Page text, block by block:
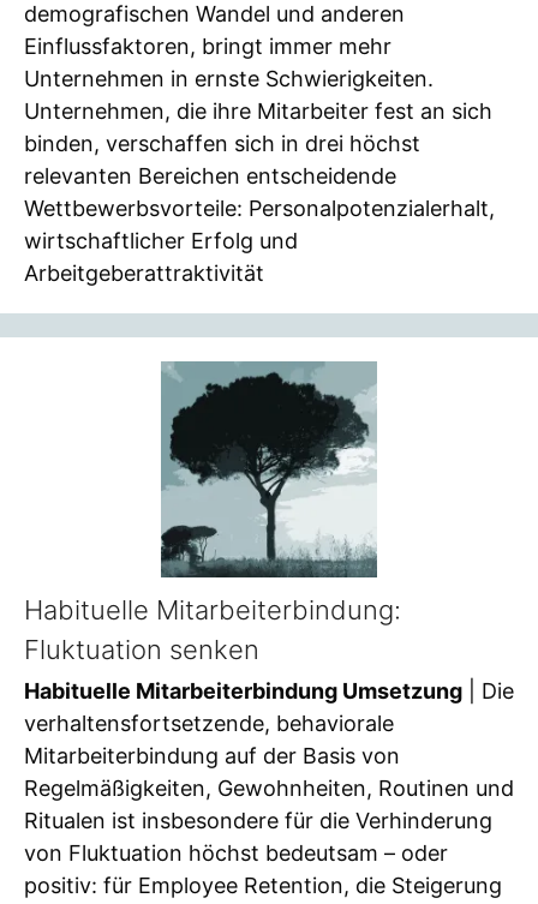
demografischen Wandel und anderen
Einflussfaktoren, bringt immer mehr
Unternehmen in ernste Schwierigkeiten.
Unternehmen, die ihre Mitarbeiter fest an sich
binden, verschaffen sich in drei höchst
relevanten Bereichen entscheidende
Wettbewerbsvorteile: Personalpotenzialerhalt,
wirtschaftlicher Erfolg und
Arbeitgeberattraktivität
Habituelle Mitarbeiterbindung:
Fluktuation senken
Habituelle Mitarbeiterbindung Umsetzung | Die
verhaltensfortsetzende, behaviorale
Mitarbeiterbindung auf der Basis von
Regelmäßigkeiten, Gewohnheiten, Routinen und
Ritualen ist insbesondere für die Verhinderung
von Fluktuation höchst bedeutsam – oder
positiv: für Employee Retention, die Steigerung